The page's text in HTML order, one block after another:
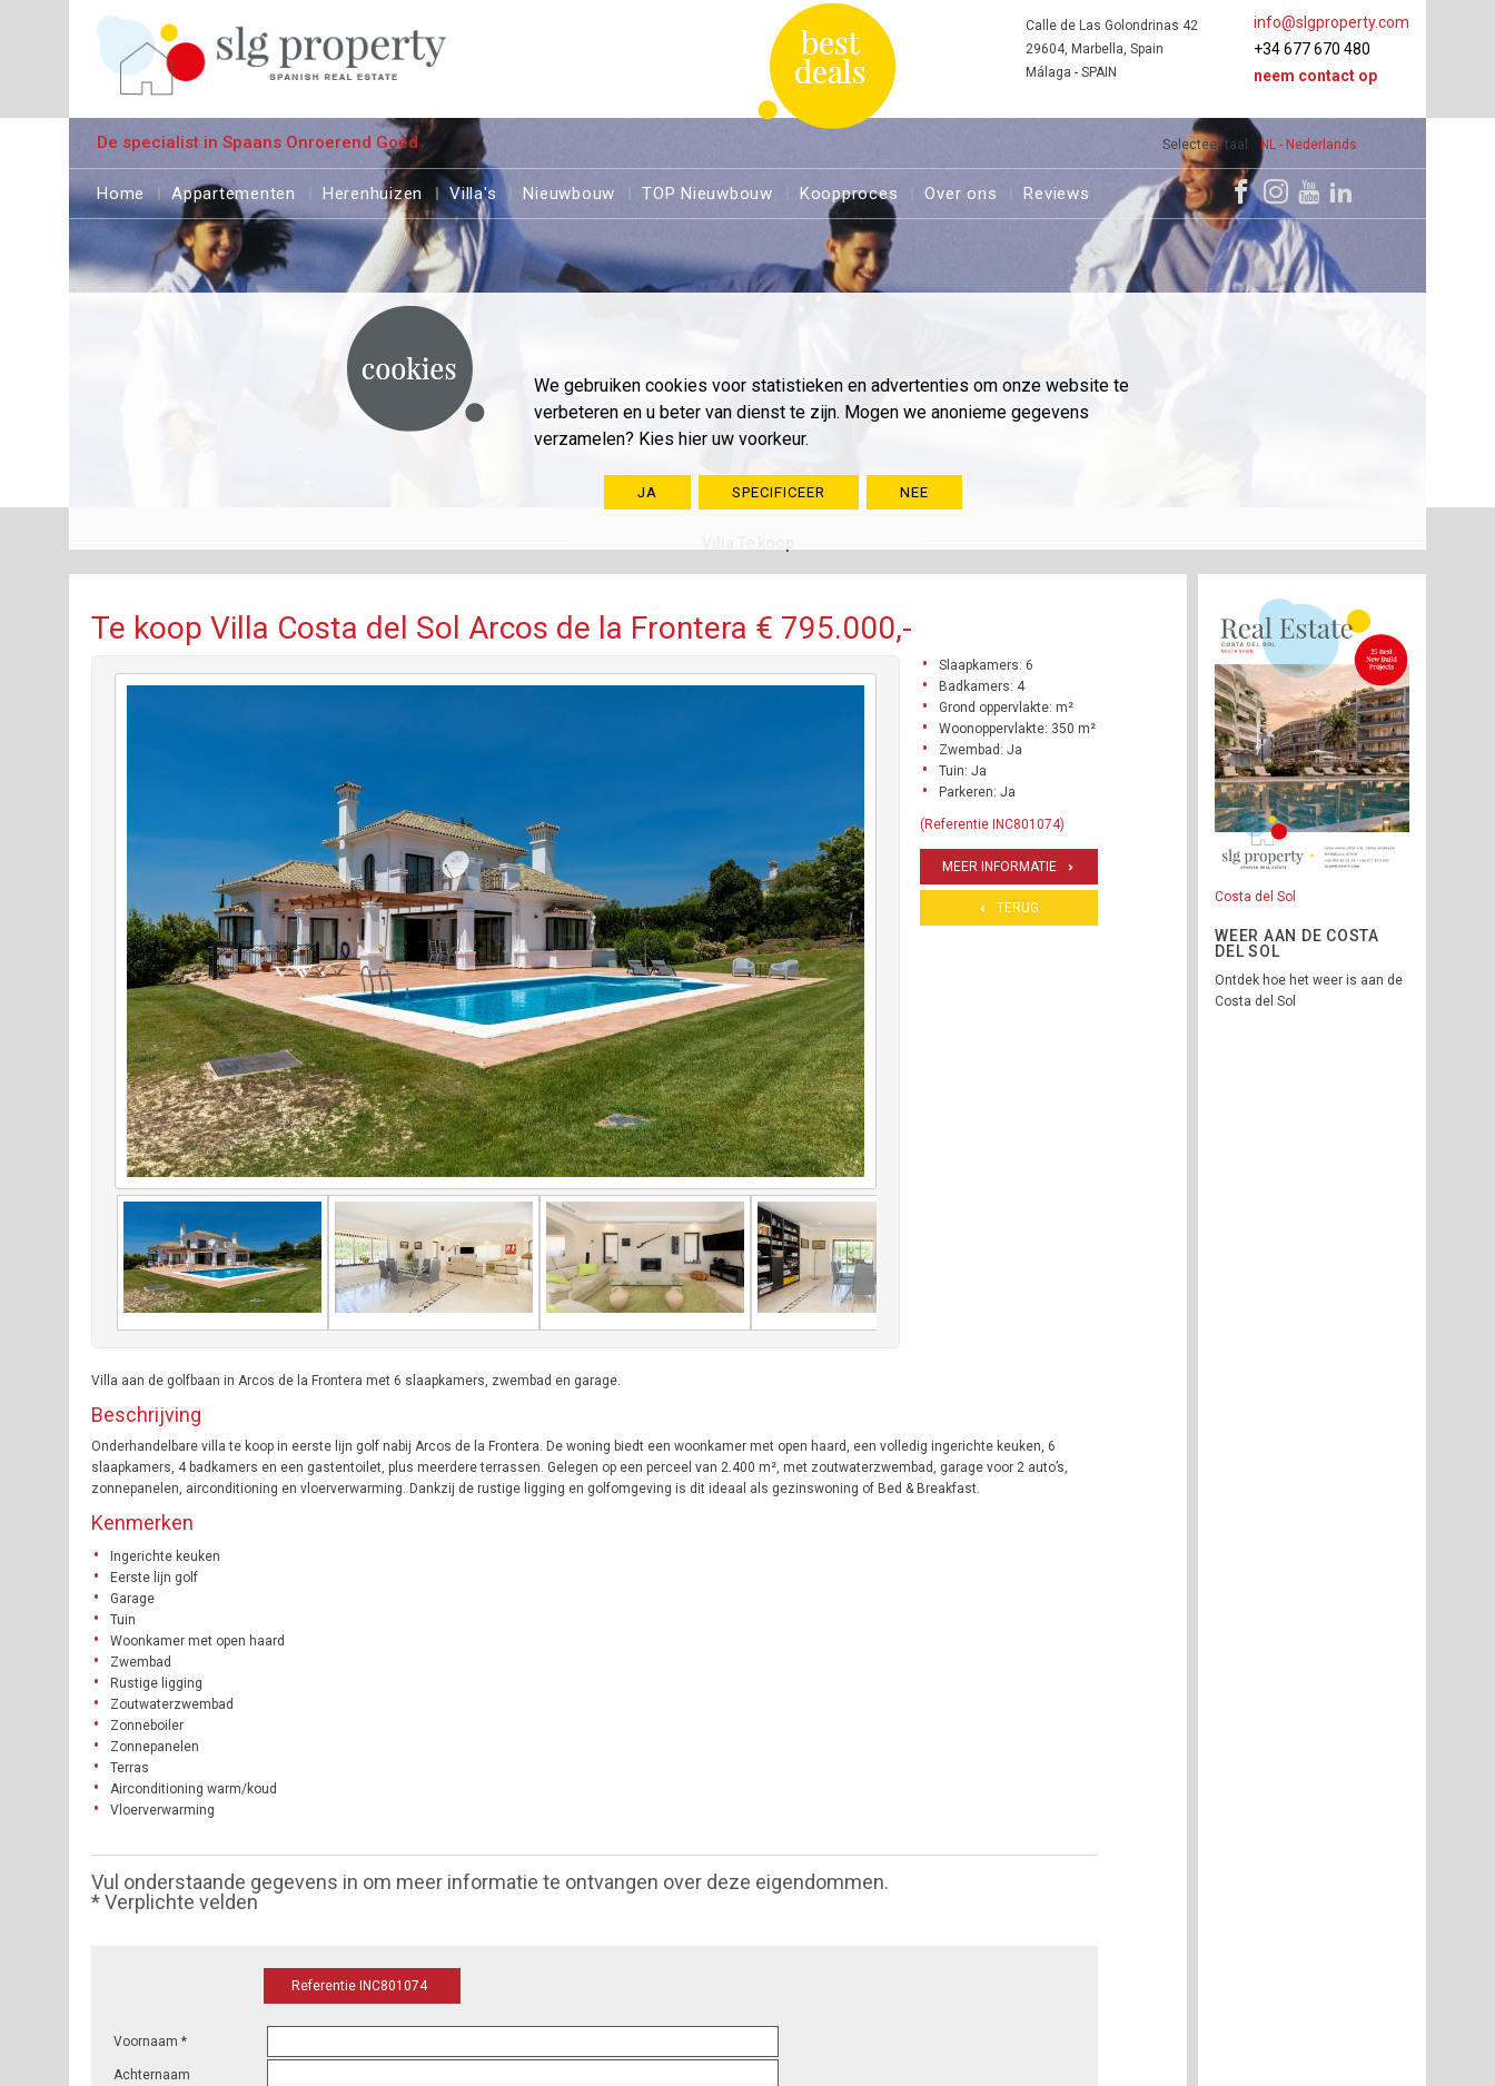
We gebruiken cookies voor statistieken en advertenties om onze website te
verbeteren en u beter van dienst te zijn. Mogen we anonieme gegevens
verzamelen? Kies hier uw voorkeur.
JA SPECIFICEER NEE
Selecteer taal NL - Nederlands
info@slgproperty.com
+34 677 670 480
neem contact op
Calle de Las Golondrinas 42
29604, Marbella, Spain
Málaga - SPAIN
De specialist in Spaans Onroerend Goed
Home Appartementen Herenhuizen Villa's Nieuwbouw TOP Nieuwbouw Koopproces Over ons Reviews
Te koop Villa Costa del Sol Arcos de la Frontera € 795.000,-
Slaapkamers: 6
Badkamers: 4
Grond oppervlakte: m²
Woonoppervlakte: 350 m²
Zwembad: Ja
Tuin: Ja
Parkeren: Ja
(Referentie INC801074)
MEER INFORMATIE
TERUG
Villa aan de golfbaan in Arcos de la Frontera met 6 slaapkamers, zwembad en garage.
Beschrijving
Onderhandelbare villa te koop in eerste lijn golf nabij Arcos de la Frontera. De woning biedt een woonkamer met open haard, een volledig ingerichte keuken, 6
slaapkamers, 4 badkamers en een gastentoilet, plus meerdere terrassen. Gelegen op een perceel van 2.400 m², met zoutwaterzwembad, garage voor 2 auto’s,
zonnepanelen, airconditioning en vloerverwarming. Dankzij de rustige ligging en golfomgeving is dit ideaal als gezinswoning of Bed & Breakfast.
Kenmerken
Ingerichte keuken
Eerste lijn golf
Garage
Tuin
Woonkamer met open haard
Zwembad
Rustige ligging
Zoutwaterzwembad
Zonneboiler
Zonnepanelen
Terras
Airconditioning warm/koud
Vloerverwarming
Vul onderstaande gegevens in om meer informatie te ontvangen over deze eigendommen.
* Verplichte velden
Referentie INC801074
Voornaam *
Achternaam
Costa del Sol
WEER AAN DE COSTA
DEL SOL
Ontdek hoe het weer is aan de
Costa del Sol